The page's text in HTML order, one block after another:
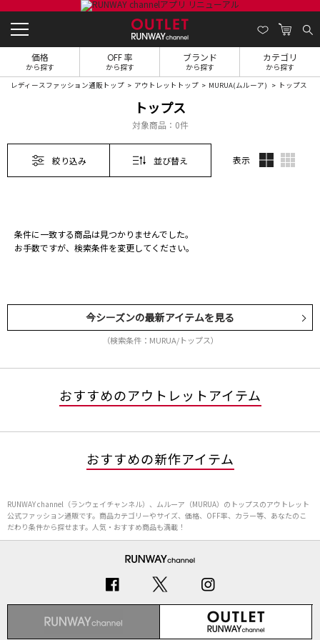
価格
から探す
OFF 率
から探す
ブランド
から探す
カテゴリ
から探す
レディースファッション通販トップ アウトレットトップ MURUA(ムルーア) トップス
トップス
対象商品： 0件
絞り込み 並び替え 表示
条件に一致する商品は見つかりませんでした。
お手数ですが、検索条件を変更してください。
今シーズンの最新アイテムを見る
（検索条件：MURUA/トップス）
おすすめのアウトレットアイテム
おすすめの新作アイテム
RUNWAY channel（ランウェイチャンネル）、ムルーア（MURUA）のトップスのアウトレット
公式ファッション通販です。商品カテゴリーやサイズ、価格、OFF率、カラー等、あなたのこ
だわり条件から探せます。人気・おすすめ商品も満載！